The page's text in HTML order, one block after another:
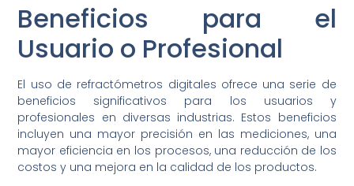
Beneficios para el
Usuario o Profesional
El uso de refractómetros digitales ofrece una serie de
beneficios significativos para los usuarios y
profesionales en diversas industrias. Estos beneficios
incluyen una mayor precisión en las mediciones, una
mayor eficiencia en los procesos, una reducción de los
costos y una mejora en la calidad de los productos.